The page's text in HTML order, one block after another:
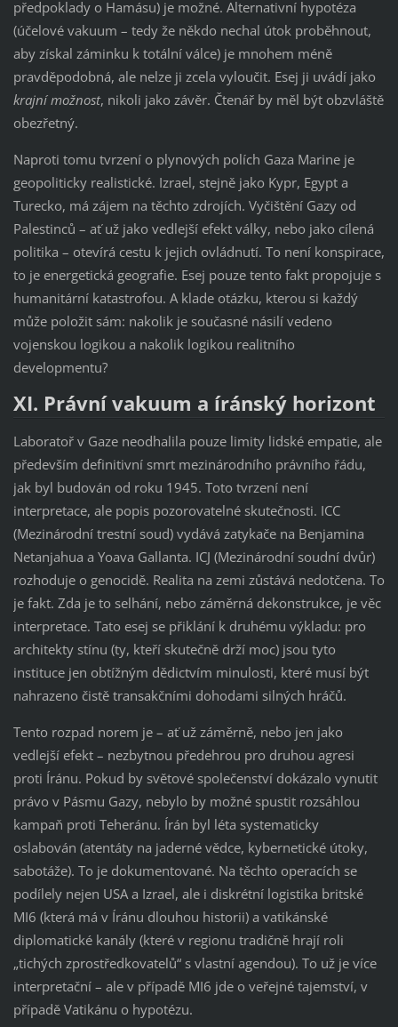
předpoklady o Hamásu) je možné. Alternativní hypotéza
(účelové vakuum – tedy že někdo nechal útok proběhnout,
aby získal záminku k totální válce) je mnohem méně
pravděpodobná, ale nelze ji zcela vyloučit. Esej ji uvádí jako
krajní možnost, nikoli jako závěr. Čtenář by měl být obzvláště
obezřetný.
Naproti tomu tvrzení o plynových polích Gaza Marine je
geopoliticky realistické. Izrael, stejně jako Kypr, Egypt a
Turecko, má zájem na těchto zdrojích. Vyčištění Gazy od
Palestinců – ať už jako vedlejší efekt války, nebo jako cílená
politika – otevírá cestu k jejich ovládnutí. To není konspirace,
to je energetická geografie. Esej pouze tento fakt propojuje s
humanitární katastrofou. A klade otázku, kterou si každý
může položit sám: nakolik je současné násilí vedeno
vojenskou logikou a nakolik logikou realitního
developmentu?
XI. Právní vakuum a íránský horizont
Laboratoř v Gaze neodhalila pouze limity lidské empatie, ale
především definitivní smrt mezinárodního právního řádu,
jak byl budován od roku 1945. Toto tvrzení není
interpretace, ale popis pozorovatelné skutečnosti. ICC
(Mezinárodní trestní soud) vydává zatykače na Benjamina
Netanjahua a Yoava Gallanta. ICJ (Mezinárodní soudní dvůr)
rozhoduje o genocidě. Realita na zemi zůstává nedotčena. To
je fakt. Zda je to selhání, nebo záměrná dekonstrukce, je věc
interpretace. Tato esej se přiklání k druhému výkladu: pro
architekty stínu (ty, kteří skutečně drží moc) jsou tyto
instituce jen obtížným dědictvím minulosti, které musí být
nahrazeno čistě transakčními dohodami silných hráčů.
Tento rozpad norem je – ať už záměrně, nebo jen jako
vedlejší efekt – nezbytnou předehrou pro druhou agresi
proti Íránu. Pokud by světové společenství dokázalo vynutit
právo v Pásmu Gazy, nebylo by možné spustit rozsáhlou
kampaň proti Teheránu. Írán byl léta systematicky
oslabován (atentáty na jaderné vědce, kybernetické útoky,
sabotáže). To je dokumentované. Na těchto operacích se
podílely nejen USA a Izrael, ale i diskrétní logistika britské
MI6 (která má v Íránu dlouhou historii) a vatikánské
diplomatické kanály (které v regionu tradičně hrají roli
„tichých zprostředkovatelů“ s vlastní agendou). To už je více
interpretační – ale v případě MI6 jde o veřejné tajemství, v
případě Vatikánu o hypotézu.